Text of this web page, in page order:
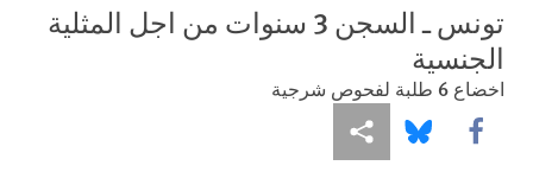
تونس ـ السجن 3 سنوات من اجل المثلية
الجنسية
اخضاع 6 طلبة لفحوص شرجية
Share this via Facebook
Share this via Bluesky
Share this via مشاركة